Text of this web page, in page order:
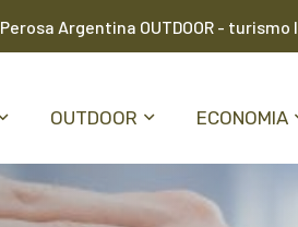
Perosa Argentina OUTDOOR -
OUTDOOR ECONOMIA